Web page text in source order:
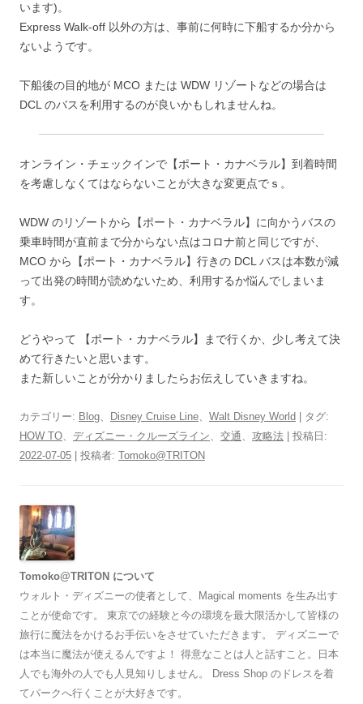
います)。
Express Walk-off 以外の方は、事前に何時に下船するか分から
ないようです。
下船後の目的地が MCO または WDW リゾートなどの場合は
DCL のバスを利用するのが良いかもしれませんね。
オンライン・チェックインで【ポート・カナベラル】到着時間
を考慮しなくてはならないことが大きな変更点でｓ。
WDW のリゾートから【ポート・カナベラル】に向かうバスの
乗車時間が直前まで分からない点はコロナ前と同じですが、
MCO から【ポート・カナベラル】行きの DCL バスは本数が減
って出発の時間が読めないため、利用するか悩んでしまいま
す。
どうやって 【ポート・カナベラル】まで行くか、少し考えて決
めて行きたいと思います。
また新しいことが分かりましたらお伝えしていきますね。
カテゴリー: Blog、 Disney Cruise Line、 Walt Disney World | タグ:
HOW TO、 ディズニー・クルーズライン、 交通、 攻略法 | 投稿日:
2022-07-05
投稿者: Tomoko@TRITON
Tomoko@TRITON について
ウォルト・ディズニーの使者として、Magical moments を生み出す
ことが使命です。 東京での経験と今の環境を最大限活かして皆様の
旅行に魔法をかけるお手伝いをさせていただきます。 ディズニーで
は本当に魔法が使えるんですよ！ 得意なことは人と話すこと。日本
人でも海外の人でも人見知りしません。 Dress Shop のドレスを着
てパークへ行くことが大好きです。